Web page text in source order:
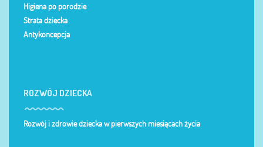
Higiena po porodzie
Strata dziecka
Antykoncepcja
ROZWÓJ DZIECKA
Rozwój i zdrowie dziecka w pierwszych miesiącach życia